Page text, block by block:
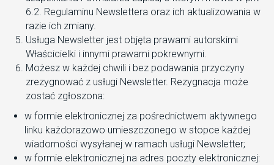
6.2. Regulaminu Newslettera oraz ich aktualizowania w
razie ich zmiany.
Usługa Newsletter jest objęta prawami autorskimi
Właścicielki i innymi prawami pokrewnymi.
Możesz w każdej chwili i bez podawania przyczyny
zrezygnować z usługi Newsletter. Rezygnacja może
zostać zgłoszona:
w formie elektronicznej za pośrednictwem aktywnego
linku każdorazowo umieszczonego w stopce każdej
wiadomości wysyłanej w ramach usługi Newsletter;
w formie elektronicznej na adres poczty elektronicznej: